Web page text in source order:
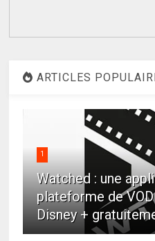
ARTICLES
1
Watched : une
plateforme de
Disney +